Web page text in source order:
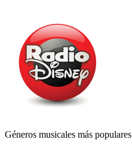
Géneros musicales más populares